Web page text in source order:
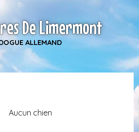
De Limermont
ALLEMAND
Aucun chien